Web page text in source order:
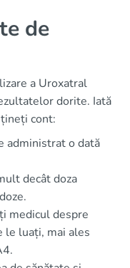
de
a Uroxatral
dorite. Iată
cont:
administrat o dată
decât doza
medicul despre
le luați, mai ales